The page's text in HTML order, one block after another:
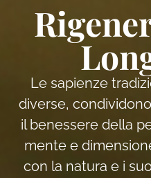
Le sapienze
diverse,
il benessere della
mente e
con la natura e i